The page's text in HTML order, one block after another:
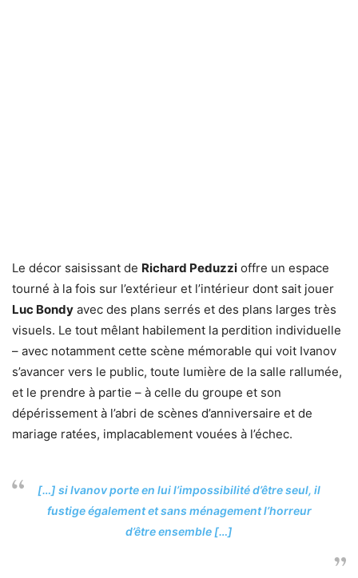
Le décor saisissant de Richard Peduzzi offre un espace
tourné à la fois sur l’extérieur et l’intérieur dont sait jouer
Luc Bondy avec des plans serrés et des plans larges très
visuels. Le tout mêlant habilement la perdition individuelle
– avec notamment cette scène mémorable qui voit Ivanov
s’avancer vers le public, toute lumière de la salle rallumée,
et le prendre à partie – à celle du groupe et son
dépérissement à l’abri de scènes d’anniversaire et de
mariage ratées, implacablement vouées à l’échec.
[…] si Ivanov porte en lui l’impossibilité d’être seul, il
fustige également et sans ménagement l’horreur
d’être ensemble […]